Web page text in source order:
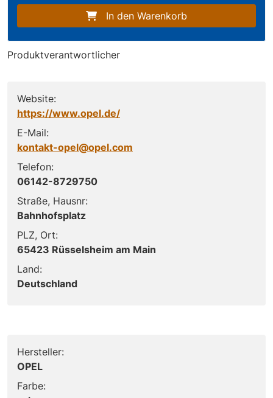
In den Warenkorb
Produktverantwortlicher
Website:
https://www.opel.de/
E-Mail:
kontakt-opel@opel.com
Telefon:
06142-8729750
Straße, Hausnr:
Bahnhofsplatz
PLZ, Ort:
65423 Rüsselsheim am Main
Land:
Deutschland
Hersteller:
OPEL
Farbe: